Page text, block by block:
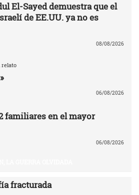
El-Sayed demuestra que el
de EE.UU. ya no es
08/08/2026
relato
06/08/2026
familiares en el mayor
06/08/2026
fracturada